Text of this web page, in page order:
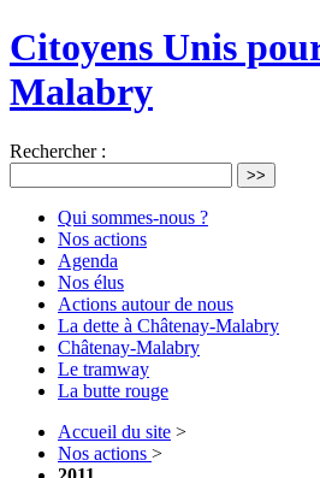
Citoyens Unis
Malabry
Rechercher :
>>
Qui sommes-nous ?
Nos actions
Agenda
Nos élus
Actions autour de nous
La dette à Châtenay-Malabry
Châtenay-Malabry
Le tramway
La butte rouge
Accueil du site >
Nos actions >